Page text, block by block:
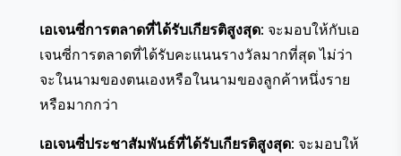
เอเจนซี่การตลาดที่ได้รับเกียรติสูงสุด: จะมอบให้กับเอ
เจนซี่การตลาดที่ได้รับคะแนนรางวัลมากที่สุด ไม่ว่า
จะในนามของตนเองหรือในนามของลูกค้าหนึ่งราย
หรือมากกว่า
เอเจนซี่ประชาสัมพันธ์ที่ได้รับเกียรติสูงสุด: จะมอบให้